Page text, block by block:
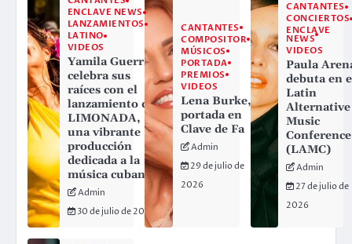
ENCLAVE NEWS
LANZAMIENTOS
LATINO
VIDEOS
Yamila Guerra
celebra sus
raíces con el
lanzamiento de
LIMONADA,
una vibrante
producción
dedicada a la
música cubana
Admin
30 de julio de 2026
CANTANTES
COMPOSITOR
MÚSICOS
PORTADA
PREMIOS
VIDEOS
Lena Burke,
portada en
Clave de Fa
Admin
29 de julio de
2026
CANTANTES
CONCIERTOS
ENCLAVE
NEWS
VIDEOS
Paula
debuta en
Latin
Alternative
Music
Conference
(LAMC)
Admin
27 de julio de
2026